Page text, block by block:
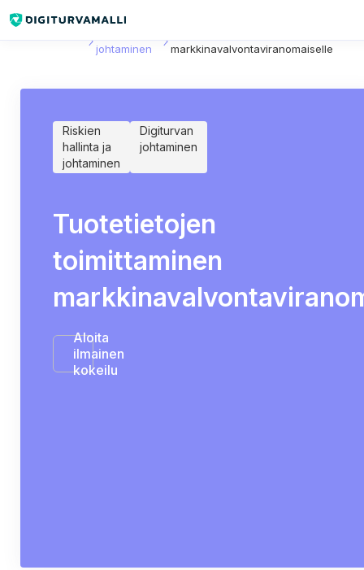
johtaminen
markkinavalvontaviranomaiselle
Riskien
hallinta ja
johtaminen
Digiturvan
johtaminen
Tuotetietojen
toimittaminen
Aloita
ilmainen
kokeilu